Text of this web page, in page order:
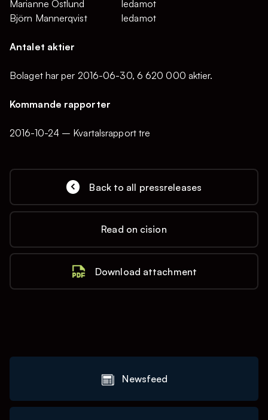
Marianne Östlund ledamot
Björn Mannerqvist ledamot
Antalet aktier
Bolaget har per 2016-06-30, 6 620 000 aktier.
Kommande rapporter
2016-10-24 – Kvartalsrapport tre
Back to all pressreleases
Read on cision
Download attachment
Newsfeed